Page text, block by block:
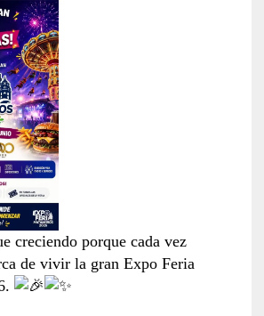
creciendo porque cada vez
de vivir la gran Expo Feria